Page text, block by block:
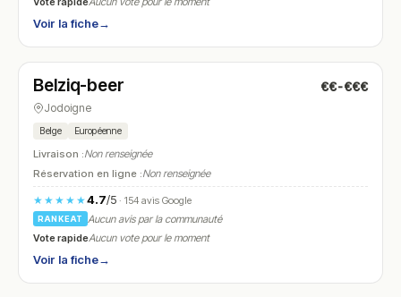
Voir la fiche→
N° 7
Belziq-beer €€-€€€
Jodoigne
Belge Européenne
Livraison :Non renseignée
Réservation en ligne :Non renseignée
★★★★★4.7/5· 154 avis Google
RANKEAT
Aucun avis par la communauté
Vote rapideAucun vote pour le moment
Voir la fiche→